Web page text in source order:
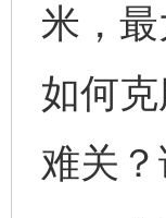
米，
如何
难关